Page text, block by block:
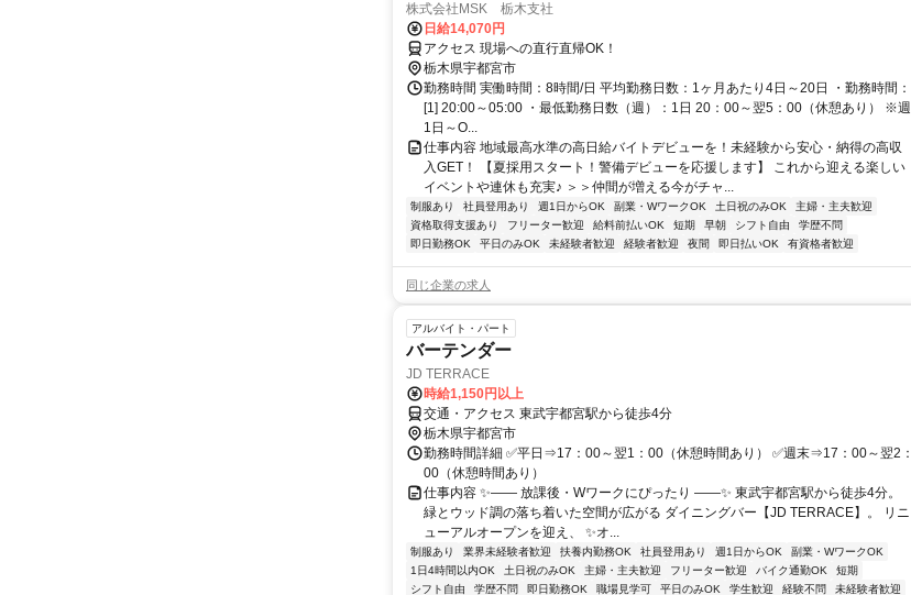
株式会社MSK 栃木支社
日給14,070円
アクセス 現場への直行直帰OK！
栃木県宇都宮市
勤務時間 実働時間：8時間/日 平均勤務日数：1ヶ月あたり4日～20日 ・勤務時間：
[1] 20:00～05:00 ・最低勤務日数（週）：1日 20：00～翌5：00（休憩あり） ※週
1日～O...
仕事内容 地域最高水準の高日給バイトデビューを！未経験から安心・納得の高収
入GET！ 【夏採用スタート！警備デビューを応援します】 これから迎える楽しい
イベントや連休も充実♪ ＞＞仲間が増える今がチャ...
制服あり 社員登用あり 週1日からOK 副業・WワークOK 土日祝のみOK
主婦・主夫歓迎
資格取得支援あり
フリーター歓迎 給料前払いOK 短期 早朝 シフト自由
学歴不問
即日勤務OK
平日のみOK 未経験者歓迎 経験者歓迎 夜間 即日払いOK 有資格者歓迎
同じ企業の求人
アルバイト・パート
バーテンダー
JD TERRACE
時給1,150円以上
交通・アクセス 東武宇都宮駅から徒歩4分
栃木県宇都宮市
勤務時間詳細 ✅平日⇒17：00～翌1：00（休憩時間あり） ✅週末⇒17：00～翌2：
00（休憩時間あり）
仕事内容 ✨―― 放課後・Wワークにぴったり ――✨ 東武宇都宮駅から徒歩4分。
緑とウッド調の落ち着いた空間が広がる ダイニングバー【JD TERRACE】。 リニ
ューアルオープンを迎え、 ✨オ...
制服あり 業界未経験者歓迎 扶養内勤務OK 社員登用あり 週1日からOK
副業・WワークOK
1日4時間以内OK
土日祝のみOK 主婦・主夫歓迎 フリーター歓迎 バイク通勤OK
短期
シフト自由
学歴不問 即日勤務OK 職場見学可 平日のみOK 学生歓迎 経験不問 未経験者歓迎